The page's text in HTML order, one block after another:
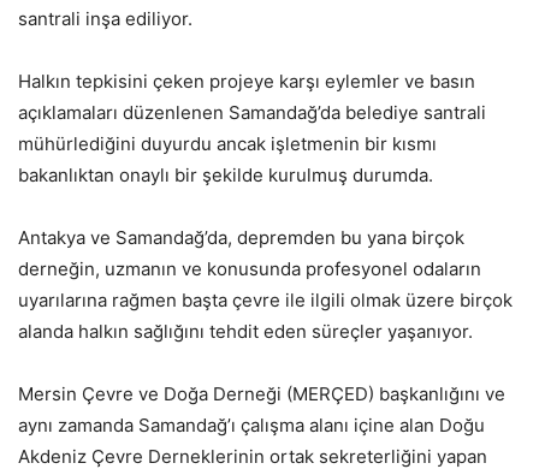
santrali inşa ediliyor.
Halkın tepkisini çeken projeye karşı eylemler ve basın
açıklamaları düzenlenen Samandağ’da belediye santrali
mühürlediğini duyurdu ancak işletmenin bir kısmı
bakanlıktan onaylı bir şekilde kurulmuş durumda.
Antakya ve Samandağ’da, depremden bu yana birçok
derneğin, uzmanın ve konusunda profesyonel odaların
uyarılarına rağmen başta çevre ile ilgili olmak üzere birçok
alanda halkın sağlığını tehdit eden süreçler yaşanıyor.
Mersin Çevre ve Doğa Derneği (MERÇED) başkanlığını ve
aynı zamanda Samandağ’ı çalışma alanı içine alan Doğu
Akdeniz Çevre Derneklerinin ortak sekreterliğini yapan